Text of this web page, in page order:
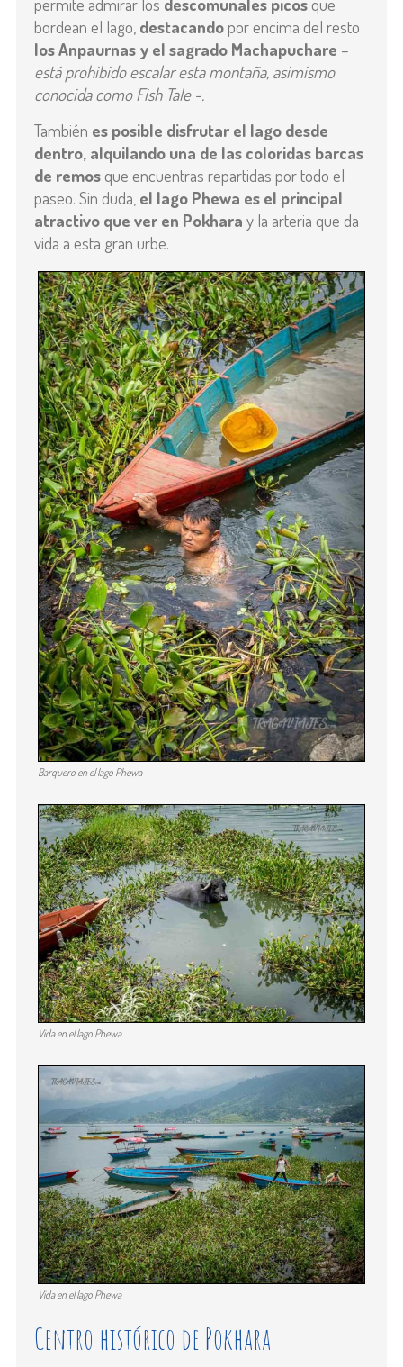
bordean el lago, destacandopor encima del resto
los Anpaurnas y el sagrado Machapuchare –
está prohibido escalar esta montaña, asimismo
conocida como Fish Tale -.
También es posible disfrutar el lago desde
dentro, alquilando una de las coloridas barcas
de remosque encuentras repartidas por todo el
paseo. Sin duda, el lago Phewa es el principal
atractivo que ver en Pokhara y la arteria que da
vida a esta gran urbe.
Barquero en el lago Phewa
Vida en el lago Phewa
Vida en el lago Phewa
Centro histórico de Pokhara